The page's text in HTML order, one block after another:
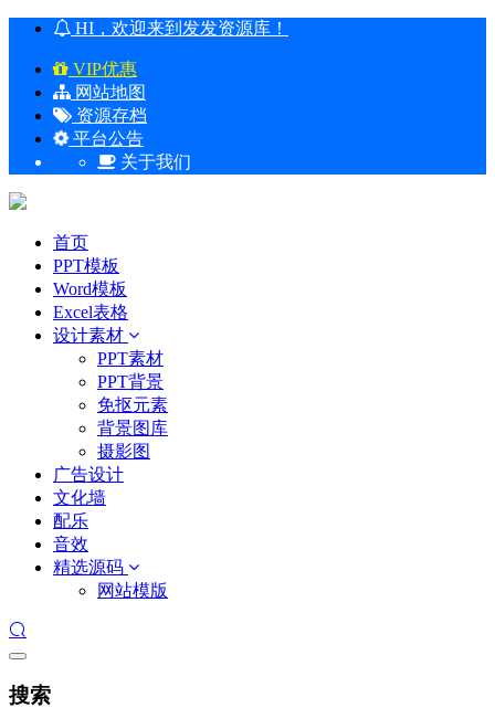
HI，欢迎来到发发资源库！
VIP优惠
网站地图
资源存档
平台公告
关于我们
首页
PPT模板
Word模板
Excel表格
设计素材
PPT素材
PPT背景
免抠元素
背景图库
摄影图
广告设计
文化墙
配乐
音效
精选源码
网站模版
搜索